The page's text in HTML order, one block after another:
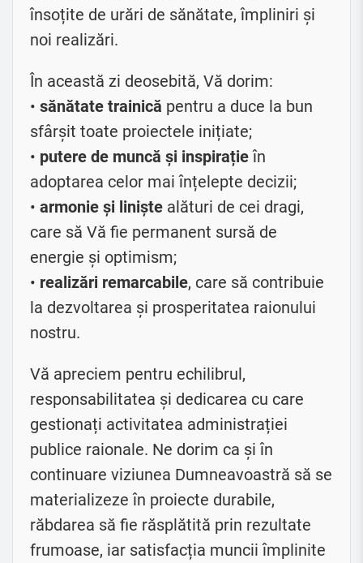
însoțite de urări de sănătate, împliniri și
noi realizări.
În această zi deosebită, Vă dorim:
•sănătate trainică pentru a duce la bun
sfârșit toate proiectele inițiate;
• putere de muncă și inspirațieîn
adoptarea celor mai înțelepte decizii;
•armonie și liniște alături de cei dragi,
care să Vă fie permanent sursă de
energie și optimism;
• realizări remarcabile, care să contribuie
la dezvoltarea și prosperitatea raionului
nostru.
Vă apreciem pentru echilibrul,
responsabilitatea și dedicarea cu care
gestionați activitatea administrației
publice raionale. Ne dorim ca și în
continuare viziunea Dumneavoastră să se
materializeze în proiecte durabile,
răbdarea să fie răsplătită prin rezultate
frumoase, iar satisfacția muncii împlinite